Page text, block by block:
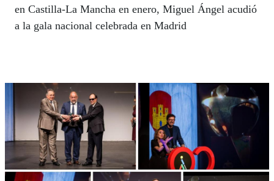
en Castilla-La Mancha en enero, Miguel Ángel acudió
a la gala nacional celebrada en Madrid